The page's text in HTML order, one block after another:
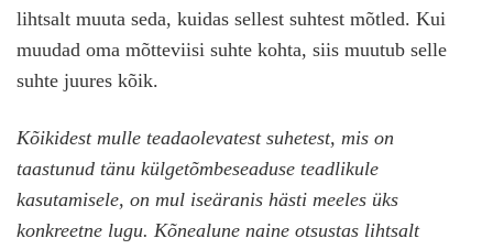
lihtsalt muuta seda, kuidas sellest suhtest mõtled. Kui
muudad oma mõtteviisi suhte kohta, siis muutub selle
suhte juures kõik.
Kõikidest mulle teadaolevatest suhetest, mis on
taastunud tänu külgetõmbeseaduse teadlikule
kasutamisele, on mul iseäranis hästi meeles üks
konkreetne lugu. Kõnealune naine otsustas lihtsalt